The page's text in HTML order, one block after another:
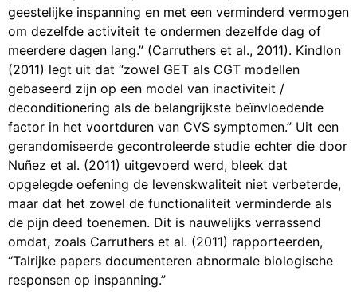
geestelijke inspanning en met een verminderd vermogen
om dezelfde activiteit te ondermen dezelfde dag of
meerdere dagen lang.” (Carruthers et al., 2011). Kindlon
(2011) legt uit dat “zowel GET als CGT modellen
gebaseerd zijn op een model van inactiviteit /
deconditionering als de belangrijkste beïnvloedende
factor in het voortduren van CVS symptomen.” Uit een
gerandomiseerde gecontroleerde studie echter die door
Nuñez et al. (2011) uitgevoerd werd, bleek dat
opgelegde oefening de levenskwaliteit niet verbeterde,
maar dat het zowel de functionaliteit verminderde als
de pijn deed toenemen. Dit is nauwelijks verrassend
omdat, zoals Carruthers et al. (2011) rapporteerden,
“Talrijke papers documenteren abnormale biologische
responsen op inspanning.”